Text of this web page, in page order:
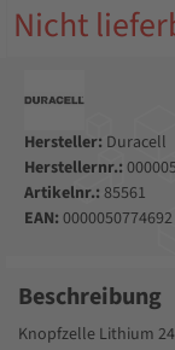
Nicht
Hersteller: Duracell
Herstellernr.:
Artikelnr.: 85561
EAN: 0000050774692
Beschreibung
Knopfzelle Lithium